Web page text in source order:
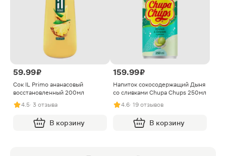
59.99 ₽
Сок IL Primo ананасовый
восстановленный 200мл
4.5· 3 отзыва
В корзину
159.99 ₽
Напиток сокосодержащий Дыня
со сливками Chupa Chups 250мл
4.6· 19 отзывов
В корзину